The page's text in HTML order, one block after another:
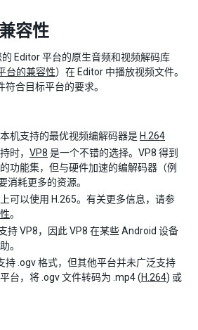
容性
Editor 平台的原生音频和视频解码库
台的兼容性）在 Editor 中播放视频文件。
合目标平台的要求。
机支持的最优视频编解码器是 H.264
时， VP8 是一个不错的选择。VP8 得到
功能集，但与硬件加速的编解码器（例
消耗更多的资源。
可以使用 H.265。有关更多信息，请参
。
持 VP8，因此 VP8 在某些 Android 设备
。
持 .ogv 格式，但其他平台并未广泛支持
台，将 .ogv 文件转码为 .mp4 (H.264) 或